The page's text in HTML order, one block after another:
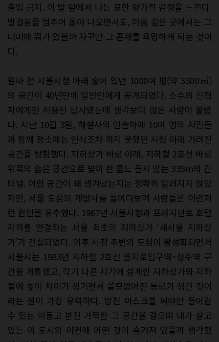
출입 금지. 이 말 앞에서 나는 묘한 양가적 감정을 느낀다.
발걸음을 멈추어 돌아 나오면서도, 마음 깊은 곳에서는 그
너머에 뭐가 있을까 자꾸만 그 존재를 욕망하게 되는 것이
다.
얼마 전 서울시청 아래 숨어 있던 1000여 평(약 3300㎡)
의 공간이 40년만에 일반인에게 공개되었다. 소수의 신청
자에게만 허용된 답사였는데 생각보다 많은 사람이 몰렸
다. 지난 10월 3일, 해설사의 인솔하에 10여 명의 시민들
과 함께 평소에는 인식조차 하지 못했던 시청 아래 가려진
공간을 탐험했다. 지하상가 바로 아래, 지하철 2호선 바로
위쪽의 숨은 공간으로 빛이 한 줌도 들지 않는 335m의 긴
터널. 이런 공간이 왜 생겨났는지는 정확히 알려지지 않았
지만, 서울 도심의 개발사를 들여다보며 사람들은 이런저
런 원인을 유추했다. 1967년 서울시청과 프레지던트 호텔
지하를 연결하는 서울 최초의 지하상가 ‘새서울 지하상
가’가 건설되었다. 이후 시청 주변의 도심이 활성화되면서
서울시는 1983년 지하철 2호선 을지로입구역~성수역 구
간을 개통했고, 각기 다른 시기에 설계한 지하상가와 지하
철에 높이 차이가 생기면서 쓸모없어진 통로가 생긴 것이
라는 설이 가장 유력하다. 방진 마스크를 써야만 들어갈
수 있는 어둡고 분진 가득한 그 공간을 걸으며 내가 살고
있는 이 도시의 이면에 어떤 것이 숨겨져 있을까 생각했